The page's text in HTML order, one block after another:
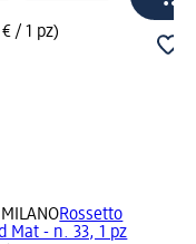
/ 1 pz)
Rossetto
Mat - n. 33, 1 pz